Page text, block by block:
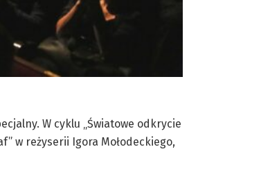
W cyklu „Światowe odkrycie
w reżyserii Igora Mołodeckiego,